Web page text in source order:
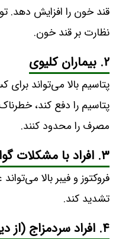
نظارت بر قند خون.
۲. بیماران کلیوی
پتاسیم بالا می‌تواند
پتاسیم را دفع کند،
مصرف را محدود کنند.
۳. افراد با مشکلات گوارشی (مانند IBS)
فروکتوز و فیبر بالا
تشدید کند.
۴. افراد سردمزاج (از دیدگاه طب سنتی)